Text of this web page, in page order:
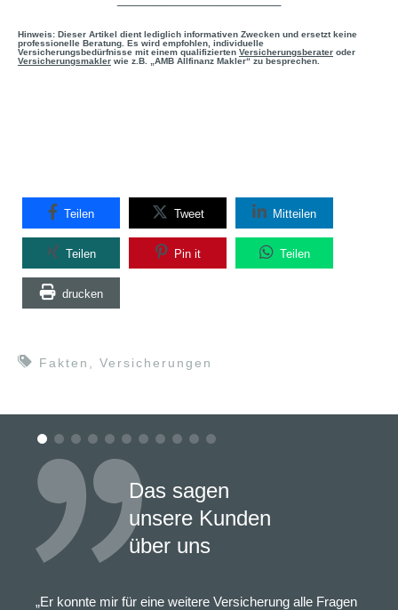
Hinweis: Dieser Artikel dient lediglich informativen Zwecken und ersetzt keine
professionelle Beratung. Es wird empfohlen, individuelle
Versicherungsbedürfnisse mit einem qualifizierten Versicherungsberater oder
Versicherungsmakler wie z.B. „AMB Allfinanz Makler“ zu besprechen.
Teilen Tweet Mitteilen
Teilen Pin it Teilen
drucken
Fakten Versicherungen
Das sagen
unsere Kunden
über uns
„Er konnte mir für eine weitere Versicherung alle Fragen